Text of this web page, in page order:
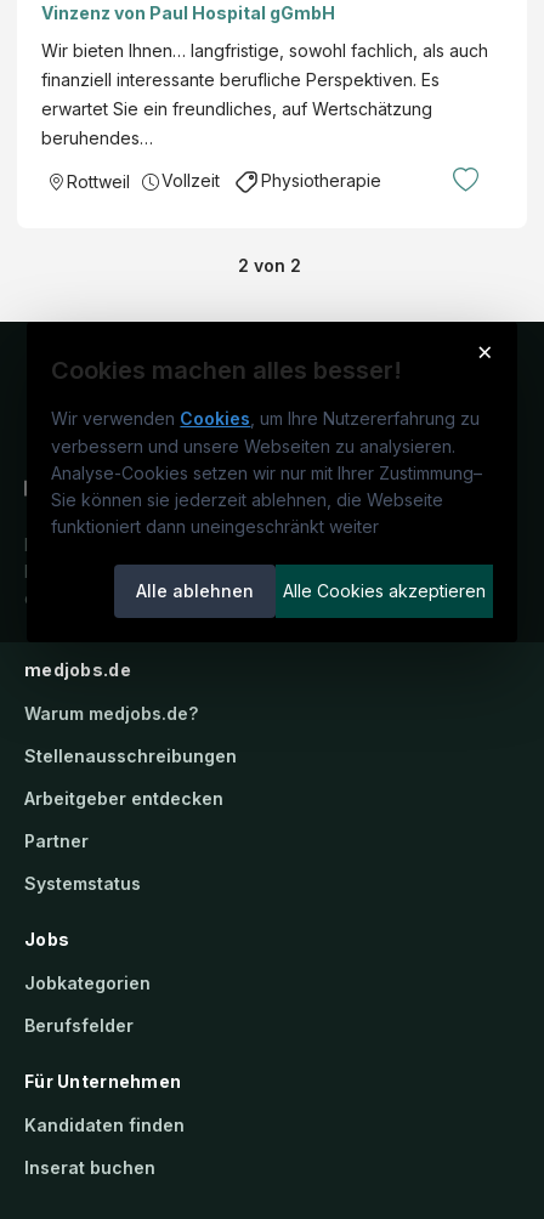
Vinzenz von Paul Hospital gGmbH
Wir bieten Ihnen… langfristige, sowohl fachlich, als auch
finanziell interessante berufliche Perspektiven. Es
erwartet Sie ein freundliches, auf Wertschätzung
beruhendes…
Rottweil Vollzeit Physiotherapie
2 von 2
×
Cookies machen alles besser!
Wir verwenden Cookies , um Ihre Nutzererfahrung zu
verbessern und unsere Webseiten zu analysieren.
Analyse-Cookies setzen wir nur mit Ihrer Zustimmung–
Sie können sie jederzeit ablehnen, die Webseite
funktioniert dann uneingeschränkt weiter
Alle ablehnen Alle Cookies akzeptieren
Deutschlands medizinisches
Karriereportal.Ein Service der
candidatis GmbH.
medjobs.de
Warum medjobs.de?
Stellenausschreibungen
Arbeitgeber entdecken
Partner
Systemstatus
Jobs
Jobkategorien
Berufsfelder
Für Unternehmen
Kandidaten finden
Inserat buchen